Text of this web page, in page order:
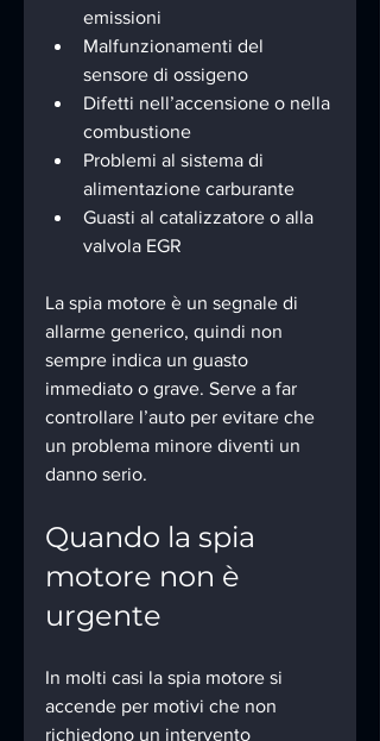
emissioni
Malfunzionamenti del
sensore di ossigeno
Difetti nell’accensione o nella
combustione
Problemi al sistema di
alimentazione carburante
Guasti al catalizzatore o alla
valvola EGR
La spia motore è un segnale di
allarme generico, quindi non
sempre indica un guasto
immediato o grave. Serve a far
controllare l’auto per evitare che
un problema minore diventi un
danno serio.
Quando la spia
motore non è
urgente
In molti casi la spia motore si
accende per motivi che non
richiedono un intervento